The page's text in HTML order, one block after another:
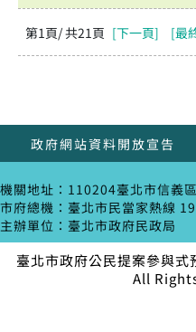
第1頁/ 共21頁 [下一頁] [最
政府網站資料開放宣告
機關地址：110204臺北市信義
市府總機：臺北市民當家熱線
主辦單位：臺北市政府民政局
臺北市政府公民提案參與
All